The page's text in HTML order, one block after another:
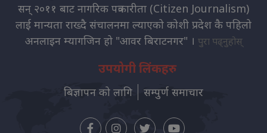
सन् २०११ बाट नागरिक पत्रकारीता (Citizen Journalism)
लाई मान्यता राख्दै संचालनमा ल्याएको कोशी प्रदेश कै पहिलो
अनलाइन म्यागजिन हो "आवर बिराटनगर" । पुरा पढ्नुहोस्
उपयोगी लिंकहरु
बिज्ञापन को लागि सम्पुर्ण समाचार